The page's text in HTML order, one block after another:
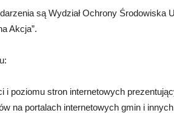
są Wydział Ochrony Środowiska
Akcja”.
i poziomu stron internetowych
na portalach internetowych gmin i